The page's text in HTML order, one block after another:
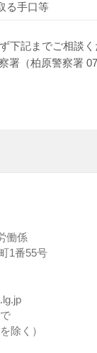
る手口等
下記までご相談
署（柏原警察署
働係
1番55号
除く）